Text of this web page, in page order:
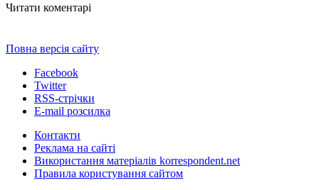
Читати коментарі
Повна версія сайту
Facebook
Twitter
RSS-стрічки
E-mail розсилка
Контакти
Реклама на сайті
Використання матеріалів korrespondent.net
Правила користування сайтом